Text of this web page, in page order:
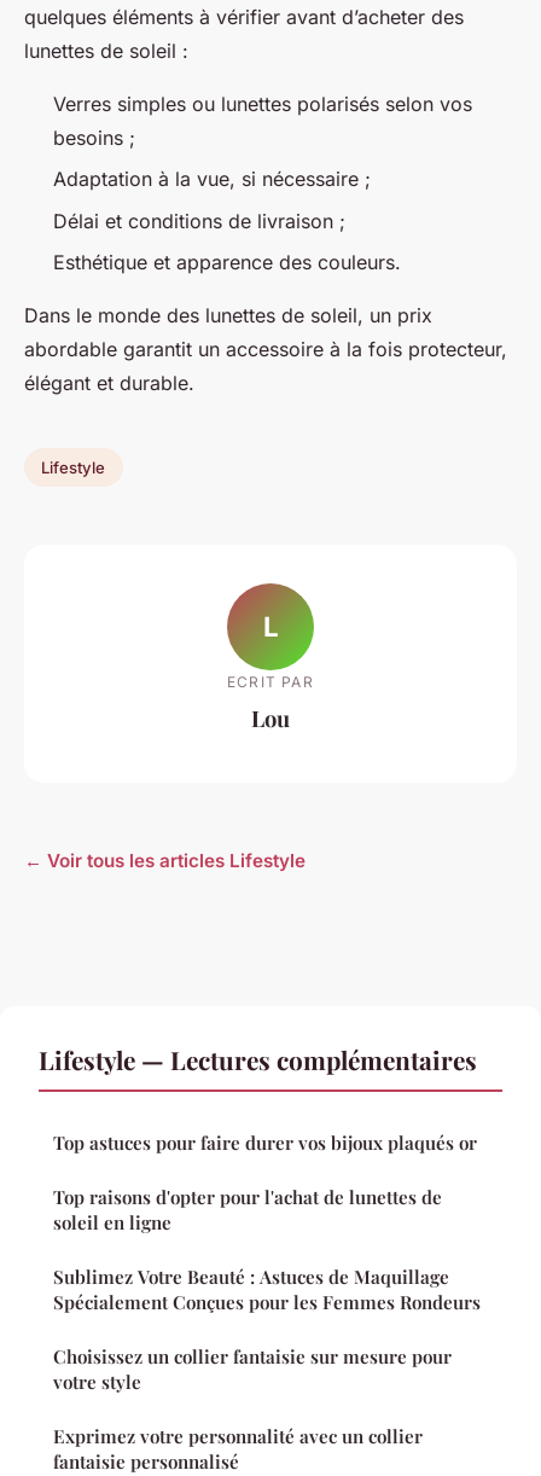
quelques éléments à vérifier avant d’acheter des
lunettes de soleil :
Verres simples ou lunettes polarisés selon vos
besoins ;
Adaptation à la vue, si nécessaire ;
Délai et conditions de livraison ;
Esthétique et apparence des couleurs.
Dans le monde des lunettes de soleil, un prix
abordable garantit un accessoire à la fois protecteur,
élégant et durable.
Lifestyle
L
ECRIT PAR
Lou
← Voir tous les articles Lifestyle
Lifestyle — Lectures complémentaires
Top astuces pour faire durer vos bijoux plaqués or
Top raisons d'opter pour l'achat de lunettes de
soleil en ligne
Sublimez Votre Beauté : Astuces de Maquillage
Spécialement Conçues pour les Femmes Rondeurs
Choisissez un collier fantaisie sur mesure pour
votre style
Exprimez votre personnalité avec un collier
fantaisie personnalisé